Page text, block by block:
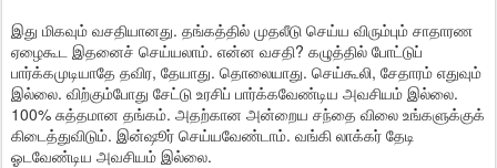
இது மிகவும் வசதியானது. தங்கத்தில் முதலீடு செய்ய விரும்பும் சாதாரண
ஏழைகூட இதனைச் செய்யலாம். என்ன வசதி? கழுத்தில் போட்டுப்
பார்க்கமுடியாதே தவிர, தேயாது. தொலையாது. செய்கூலி, சேதாரம் எதுவும்
இல்லை. விற்கும்போது சேட்டு உரசிப் பார்க்கவேண்டிய அவசியம் இல்லை.
100% சுத்தமான தங்கம். அதற்கான அன்றைய சந்தை விலை உங்களுக்குக்
கிடைத்துவிடும். இன்ஷூர் செய்யவேண்டாம். வங்கி லாக்கர் தேடி
ஓடவேண்டிய அவசியம் இல்லை.